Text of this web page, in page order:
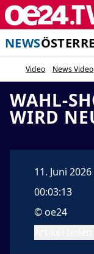
NEWS
Video News Video
WAHL-
WIRD
11. Juni
00:03:13
© oe24